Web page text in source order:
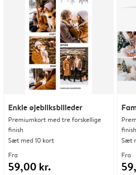
Enkle øjebliksbilleder
Premiumkort med tre forskellige
finish
Sæt med 10 kort
Fra
59,00 kr.
finish
Sæt
Fra